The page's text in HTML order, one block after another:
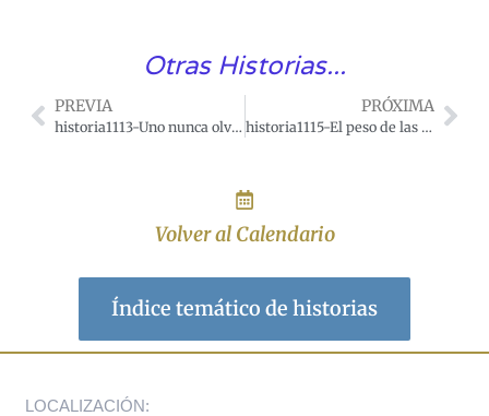
Otras Historias...
PREVIA
historia1113-Uno nunca olvida los buenos principios recibidos en la infancia
PRÓXIMA
historia1115-El peso de las Indulgencias
Volver al Calendario
Índice temático de historias
LOCALIZACIÓN: